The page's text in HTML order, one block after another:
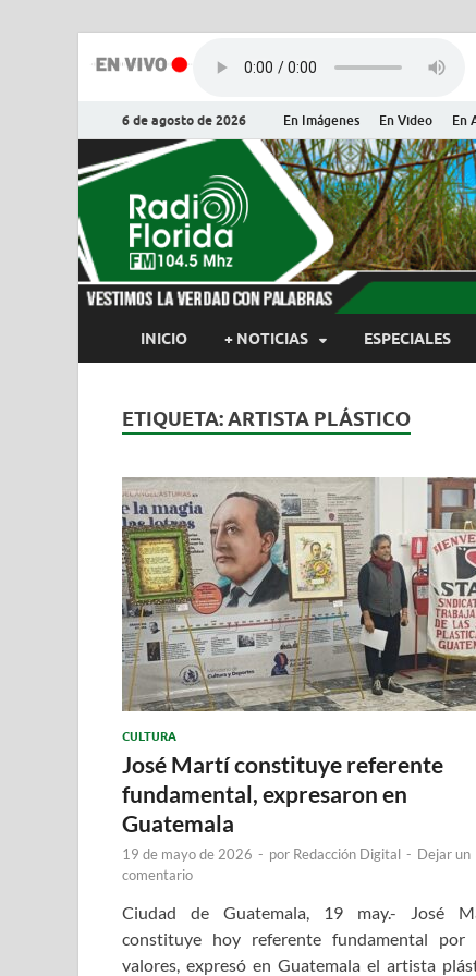
6 de agosto de 2026 En Imágenes En Video En
Radio
Noticias y Actualidades de
INICIO + NOTICIAS ESPECIALES
ETIQUETA:ARTISTA PLÁSTICO
CULTURA
José Martí constituye referente
fundamental, expresaron en
Guatemala
19 de mayo de 2026 - por Redacción Digital - Dejar un
comentario
Ciudad de Guatemala, 19 may.- José
constituye hoy referente fundamental por
valores, expresó en Guatemala el artista